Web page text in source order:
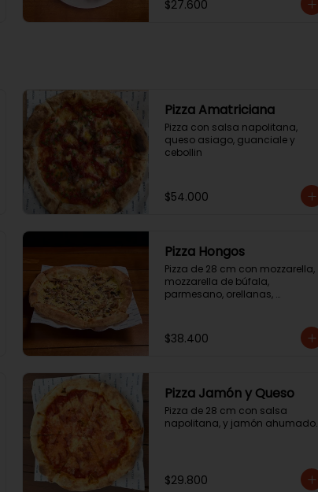
$27.600
Pizza Amatriciana
Pizza con salsa napolitana,
queso asiago, guanciale y
cebollin
$54.000
Pizza Hongos
Pizza de 28 cm con mozzarella,
mozzarella de búfala,
parmesano, orellanas,
$38.400
Pizza Jamón y Queso
Pizza de 28 cm con salsa
napolitana, y jamón ahumado.
$29.800